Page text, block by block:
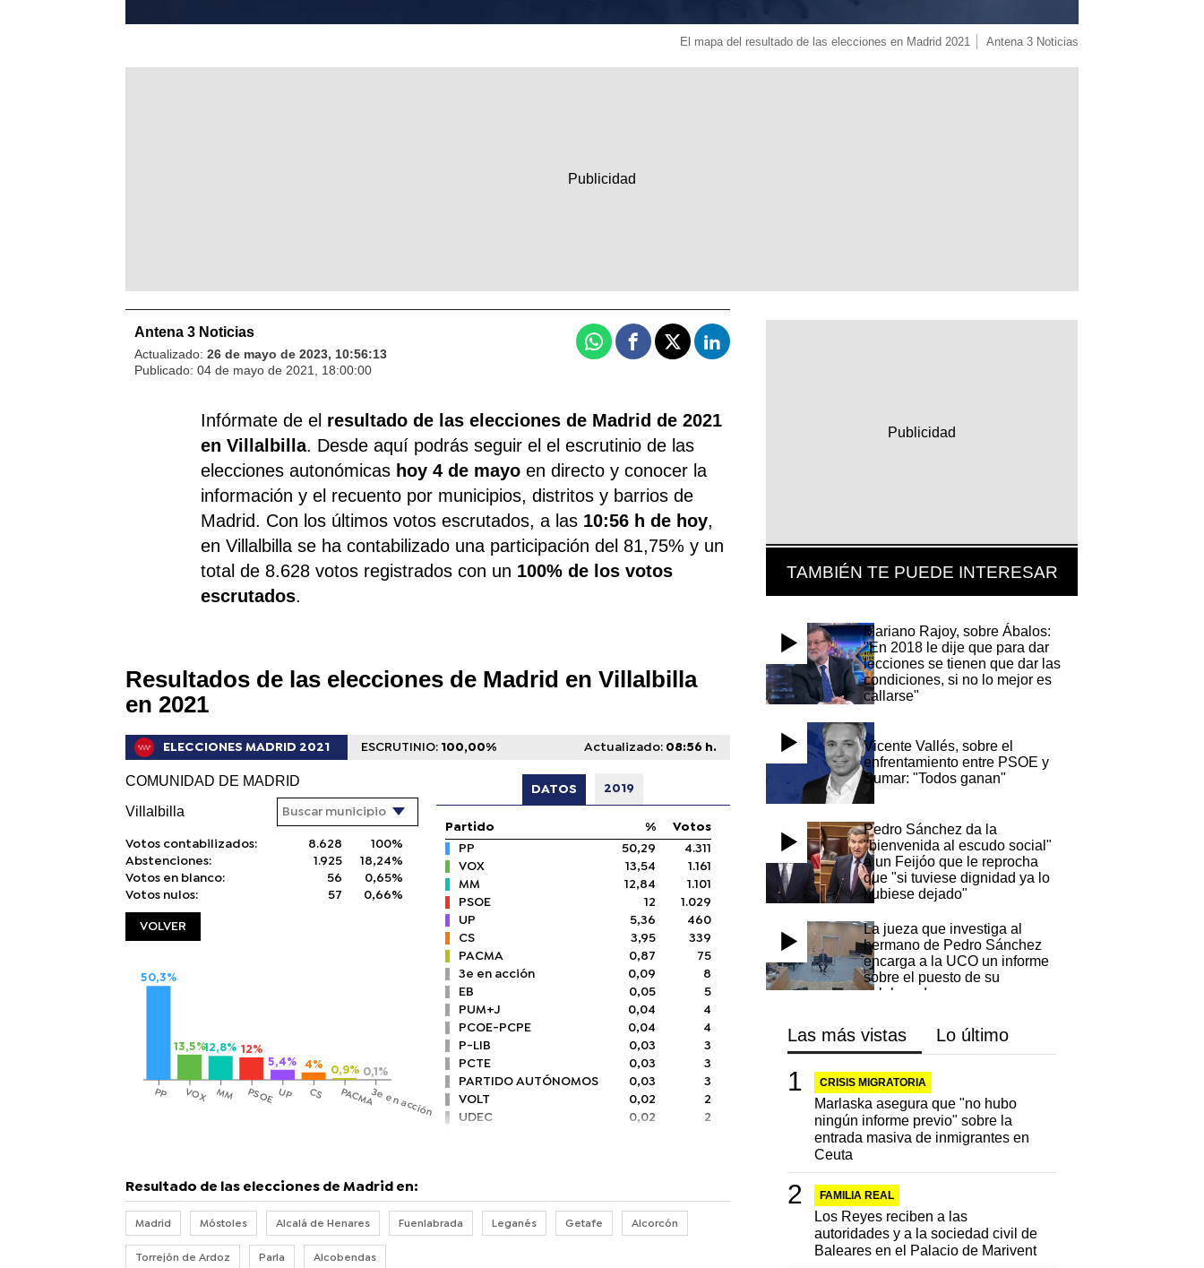
El mapa del resultado de las elecciones en Madrid 2021 Antena 3 Noticias
Antena 3 Noticias
Actualizado: 26 de mayo de 2023, 10:56:13
Publicado: 04 de mayo de 2021, 18:00:00
WhatsappFacebook
X Linkedin
Infórmate de el resultado de las elecciones de Madrid de 2021
en Villalbilla​.​ Desde aquí podrás seguir el el escrutinio de las
elecciones autonómicas hoy 4 de mayoen directo y conocer la
información y el recuento por municipios, distritos y barrios de
Madrid. Con los últimos votos escrutados, a las 10:56 h de hoy,
en Villalbilla se ha contabilizado una participación del 81,75% y un
total de 8.628 votos registrados con un 100% de los votos
escrutados.
Resultados de las elecciones de Madrid en Villalbilla
en 2021
ELECCIONES MADRID 2021 ESCRUTINIO: 100,00% Actualizado: 08:56 h.
COMUNIDAD DE MADRID
Villalbilla
Votos contabilizados: 8.628
100%
Abstenciones:
1.925
18,24%
Votos en blanco:
56
0,65%
Votos nulos:
57 0,66%
VOLVER
PP VOX MM PSOE UP CS PACMA3e en acción
50,3%
13,5%12,8% 12%
5,4% 4% 0,9% 0,1%
DATOS 2019
Partido %
Votos
PP
50,29
4.311
VOX
13,54
1.161
MM
12,84
1.101
PSOE
12
1.029
UP
5,36
460
CS
3,95
339
PACMA
0,87
75
3e en acción
0,09
8
EB
0,05
5
PUM+J
0,04
4
PCOE-PCPE
0,04
4
P-LIB
0,03
3
PCTE
0,03
3
PARTIDO AUTÓNOMOS
0,03
3
VOLT
0,02
2
UDEC
0,02
2
Resultado de las elecciones de Madrid en:
Madrid Móstoles Alcalá de Henares Fuenlabrada Leganés Getafe Alcorcón
Torrejón de Ardoz Parla Alcobendas
TAMBIÉN TE PUEDE INTERESAR
Mariano Rajoy, sobre Ábalos:
"En 2018 le dije que para dar
lecciones se tienen que dar las
condiciones, si no lo mejor es
callarse"
Vicente Vallés, sobre el
enfrentamiento entre PSOE y
Sumar: "Todos ganan"
Pedro Sánchez da la
"bienvenida al escudo social"
a un Feijóo que le reprocha
que "si tuviese dignidad ya lo
hubiese dejado"
La jueza que investiga al
hermano de Pedro Sánchez
encarga a la UCO un informe
sobre el puesto de su
colaborador
Los reyes Felipe y Letizia
conocen las historias de
superación de los pacientes
del Hospital de Parapléjicos
El PSOE ganaría las
el CIS
Las más vistas Lo último
CRISIS MIGRATORIA
Marlaska asegura que "no hubo
ningún informe previo" sobre la
entrada masiva de inmigrantes en
Ceuta
FAMILIA REAL
Los Reyes reciben a las
autoridades y a la sociedad civil de
Baleares en el Palacio de Marivent